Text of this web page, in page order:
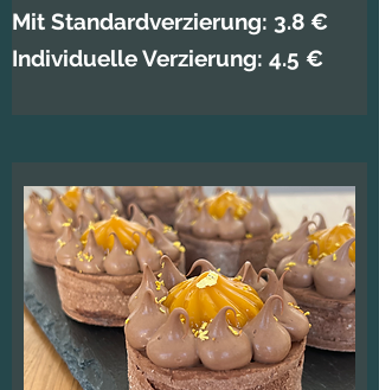
Mit Standardverzierung: 3.8 €​
Individuelle Verzierung: 4.5 €